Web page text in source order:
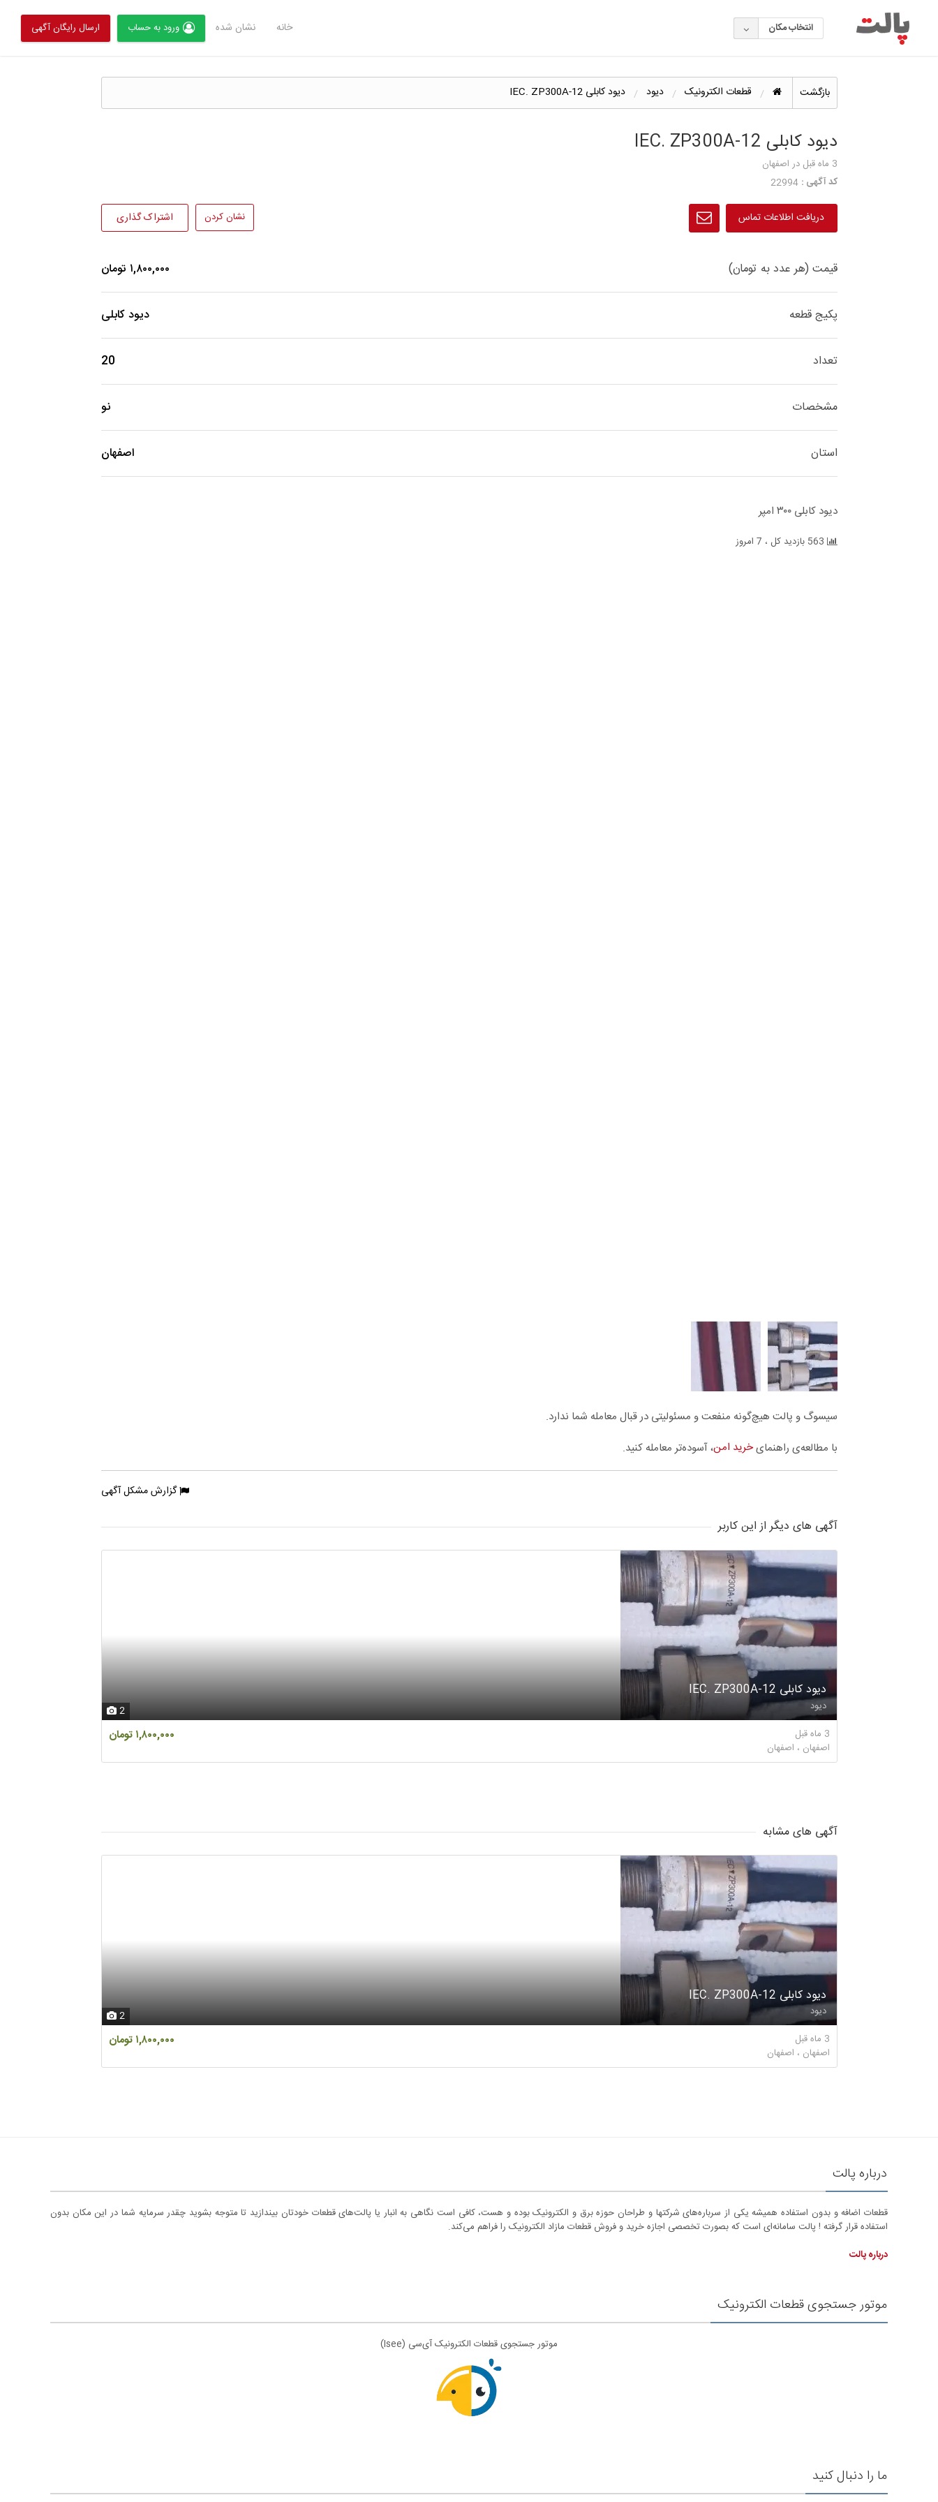
انتخاب مکان خانه نشان شده ورود به حساب ارسال رایگان آگهی
بازگشت قطعات الکترونیک دیود دیود کابلی IEC. ZP300A-12
دیود کابلی IEC. ZP300A-12
3 ماه قبل
در اصفهان
کد آگهی : 22994
دریافت اطلاعات تماس نشان کردن اشتراک گذاری
قیمت (هر عدد به تومان) ۱,۸۰۰,۰۰۰ تومان
پکیج قطعه دیود کابلی
تعداد 20
مشخصات نو
استان اصفهان
دیود کابلی ۳۰۰ امپر
سیسوگ و پالت هیچ‌گونه منفعت و مسئولیتی در قبال معامله شما ندارد.
با مطالعه‌ی راهنمایخرید امن، آسوده‌تر معامله کنید.
گزارش مشکل آگهی
آگهی های دیگر از این کاربر
2
دیود کابلی IEC. ZP300A-12
دیود
۱,۸۰۰,۰۰۰ تومان
3 ماه قبل
اصفهان ، اصفهان
آگهی های مشابه
2
دیود کابلی IEC. ZP300A-12
دیود
۱,۸۰۰,۰۰۰ تومان
3 ماه قبل
اصفهان ، اصفهان
درباره پالت
قطعات اضافه و بدون استفاده همیشه یکی از سرباره‌‌های شرکتها و طراحان حوزه برق و الکترونیک بوده و هست، کافی است نگاهی به انبار یا پالت‌های قطعات خودتان بیندازید تا متوجه بشوید چقدر سرمایه شما در این مکان بدون
استفاده قرار گرفته ! پالت سامانه‌ای است که بصورت تخصصی اجازه خرید و فروش قطعات مازاد الکترونیک را فراهم می‌کند.
درباره پالت
موتور جستجوی قطعات الکترونیک
موتور جستجوی قطعات الکترونیک آی‌سی (Isee)
ما را دنبال کنید